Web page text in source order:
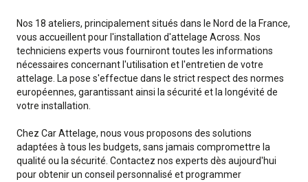
Nos 18 ateliers, principalement situés dans le Nord de la France,
vous accueillent pour l'installation d'attelage Across. Nos
techniciens experts vous fourniront toutes les informations
nécessaires concernant l'utilisation et l'entretien de votre
attelage. La pose s'effectue dans le strict respect des normes
européennes, garantissant ainsi la sécurité et la longévité de
votre installation.
Chez Car Attelage, nous vous proposons des solutions
adaptées à tous les budgets, sans jamais compromettre la
qualité ou la sécurité. Contactez nos experts dès aujourd'hui
pour obtenir un conseil personnalisé et programmer